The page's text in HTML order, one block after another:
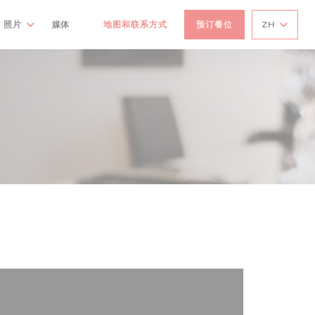
照片 媒体
((在新窗口中打开))
地图和联系方式 预订餐位 ZH